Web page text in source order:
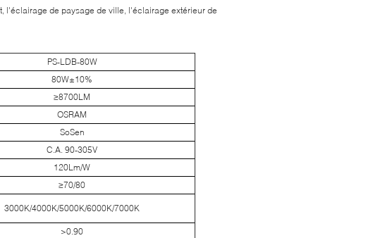
de paysage de ville, l'éclairage extérieur de
PS-LDB-80W
80W±10%
≥8700LM
OSRAM
SoSen
C.A. 90-305V
120Lm/W
≥70/80
3000K/4000K/5000K/6000K/7000K
>0.90